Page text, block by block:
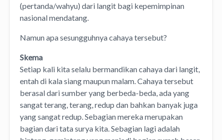
(pertanda/wahyu) dari langit bagi kepemimpinan
nasional mendatang.
Namun apa sesungguhnya cahaya tersebut?
Skema
Setiap kali kita selalu bermandikan cahaya dari langit,
entah di kala siang maupun malam. Cahaya tersebut
berasal dari sumber yang berbeda-beda, ada yang
sangat terang, terang, redup dan bahkan banyak juga
yang sangat redup. Sebagian mereka merupakan
bagian dari tata surya kita. Sebagian lagi adalah